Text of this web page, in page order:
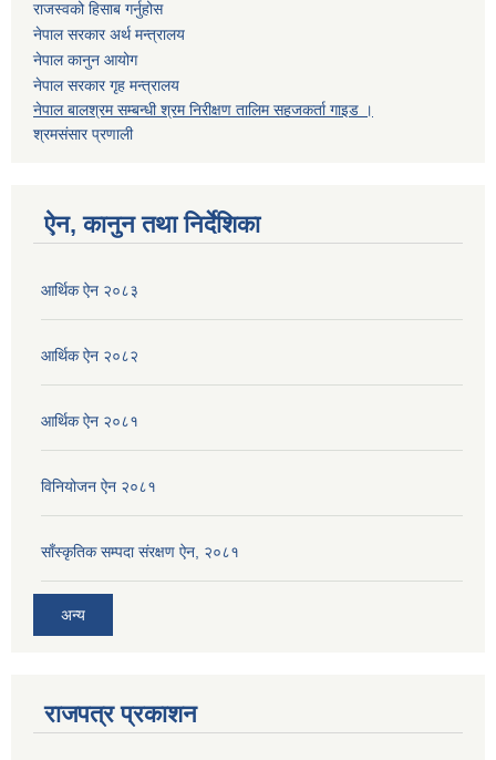
राजस्वको हिसाब गर्नुहोस
नेपाल सरकार अर्थ मन्त्रालय
नेपाल कानुन आयोग
नेपाल सरकार गृह मन्त्रालय
नेपाल बालश्रम सम्बन्धी श्रम निरीक्षण तालिम सहजकर्ता गाइड ।
श्रमसंसार प्रणाली
ऐन, कानुन तथा निर्देशिका
आर्थिक ऐन २०८३
आर्थिक ऐन २०८२
आर्थिक ऐन २०८१
विनियोजन ऐन २०८१
साँस्कृतिक सम्पदा संरक्षण ऐन, २०८१
अन्य
राजपत्र प्रकाशन